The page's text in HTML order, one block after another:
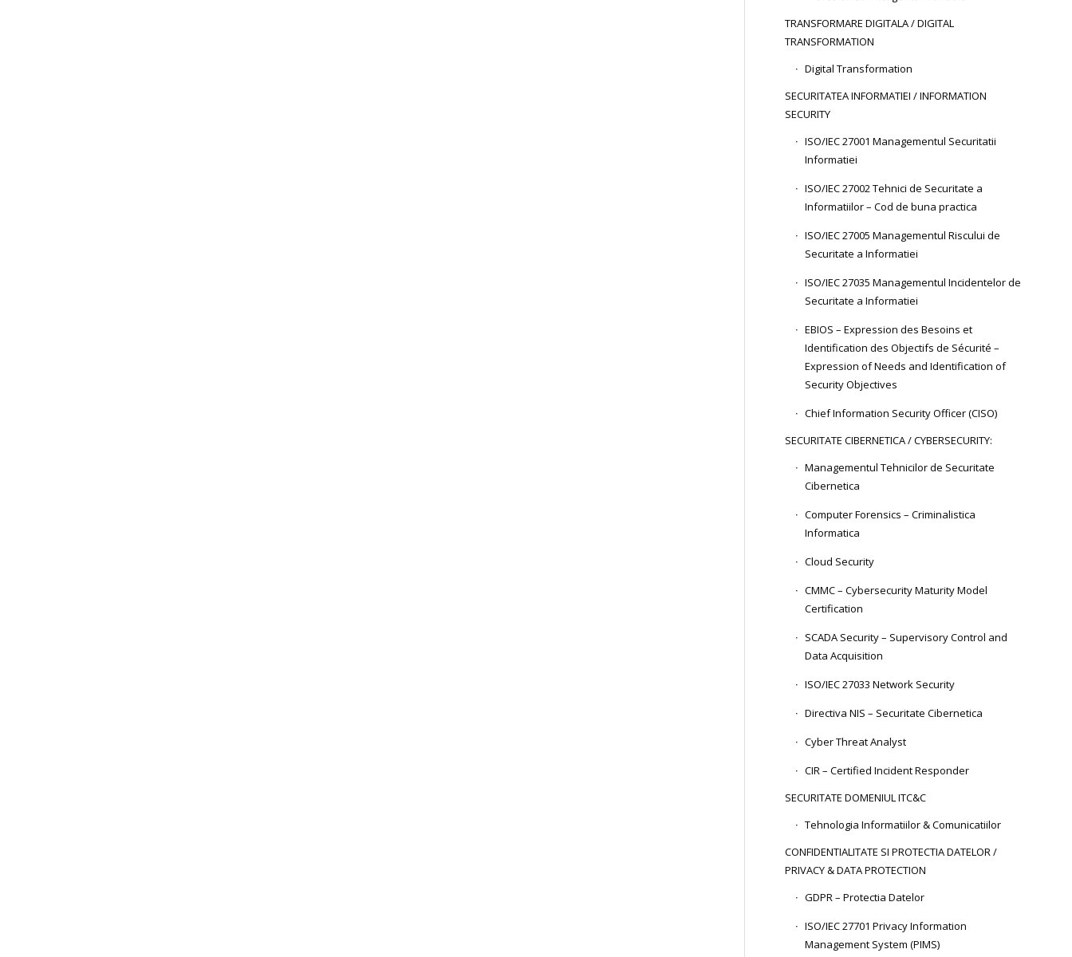
TRANSFORMARE DIGITALA / DIGITAL
TRANSFORMATION
Digital Transformation
SECURITATEA INFORMATIEI / INFORMATION
SECURITY
ISO/IEC 27001 Managementul Securitatii
Informatiei
ISO/IEC 27002 Tehnici de Securitate a
Informatiilor – Cod de buna practica
ISO/IEC 27005 Managementul Riscului de
Securitate a Informatiei
ISO/IEC 27035 Managementul Incidentelor de
Securitate a Informatiei
EBIOS – Expression des Besoins et
Identification des Objectifs de Sécurité –
Expression of Needs and Identification of
Security Objectives
Chief Information Security Officer (CISO)
SECURITATE CIBERNETICA / CYBERSECURITY:
Managementul Tehnicilor de Securitate
Cibernetica
Computer Forensics – Criminalistica
Informatica
Cloud Security
CMMC – Cybersecurity Maturity Model
Certification
SCADA Security – Supervisory Control and
Data Acquisition
ISO/IEC 27033 Network Security
Directiva NIS – Securitate Cibernetica
Cyber Threat Analyst
CIR – Certified Incident Responder
SECURITATE DOMENIUL ITC&C
Tehnologia Informatiilor & Comunicatiilor
CONFIDENTIALITATE SI PROTECTIA DATELOR /
PRIVACY & DATA PROTECTION
GDPR – Protectia Datelor
ISO/IEC 27701 Privacy Information
Management System (PIMS)